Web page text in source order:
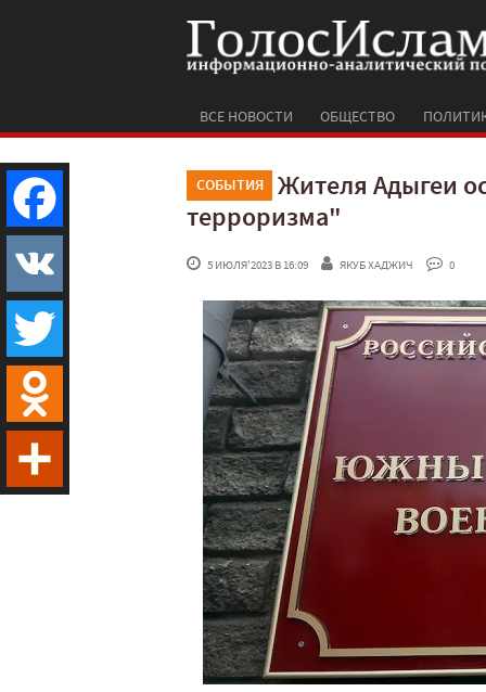
ВСЕ НОВОСТИ ОБЩЕСТВО
СОБЫТИЯ
Жителя Адыгеи
терроризма"
5 ИЮЛЯ'2023 В 16:09 ЯКУБ ХАДЖИЧ 0
Facebook
VK
Twitter
Odnoklassniki